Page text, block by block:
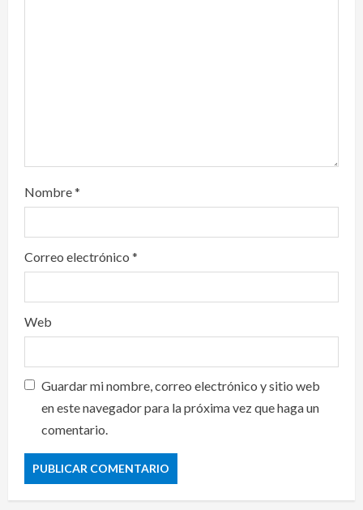
Nombre*
Correo electrónico *
Web
Guardar mi nombre, correo electrónico y sitio web
en este navegador para la próxima vez que haga un
comentario.